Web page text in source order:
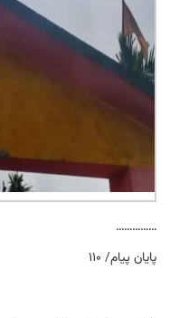
……………
پایان پیام/ ۱۱۰